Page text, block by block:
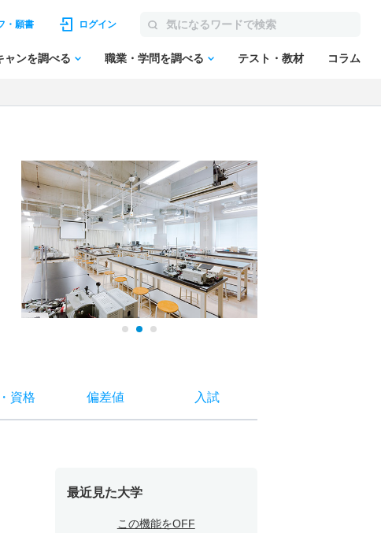
・願書 ログイン
ャンを調べる 職業・学問を調べる テスト・教材 コラム
資格 偏差値 入試
最近見た大学
この機能をOFF